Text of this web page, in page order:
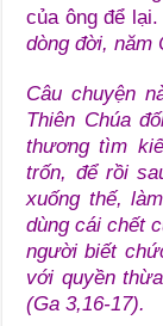
của ông để
dòng đời, năm
Câu chuyện
Thiên Chúa
thương tìm
trốn, để rồi
xuống thế,
dùng cái chết
người biết
với quyền
(Ga 3,16-17).